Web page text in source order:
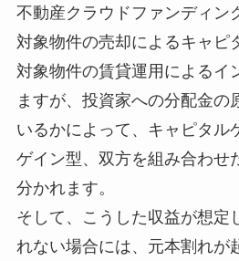
不動産クラウドファンディン
対象物件の売却によるキャピ
対象物件の賃貸運用によるイ
ますが、投資家への分配金の
いるかによって、キャピタル
ゲイン型、双方を組み合わせ
分かれます。
そして、こうした収益が想定
れない場合には、元本割れが